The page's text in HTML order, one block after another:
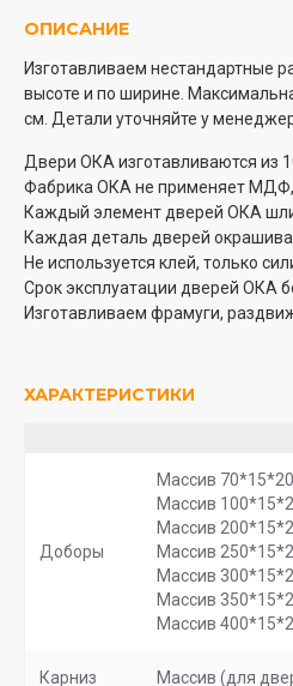
ОПИСАНИЕ
Изготавливаем нестандартные
высоте и по ширине.
см. Детали уточняйте у
Двери ОКА изготавливаются из
Фабрика ОКА не применяет МДФ,
Каждый элемент дверей ОКА
Каждая деталь дверей
Не используется клей, только
Срок эксплуатации дверей ОКА
Изготавливаем фрамуги,
ХАРАКТЕРИСТИКИ
Доборы
Массив
Массив
Массив
Массив
Массив
Массив
Массив
Карниз Массив (для